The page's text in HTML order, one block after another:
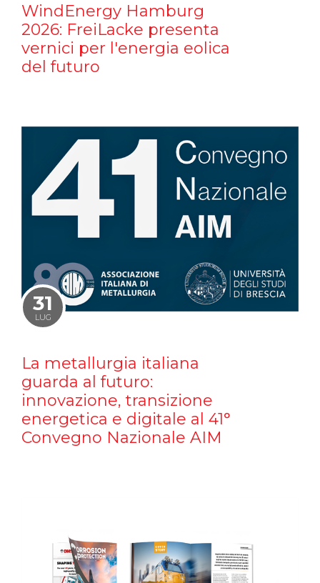
WindEnergy Hamburg
2026: FreiLacke presenta
vernici per l'energia eolica
del futuro
31
LUG
La metallurgia italiana
guarda al futuro:
innovazione, transizione
energetica e digitale al 41°
Convegno Nazionale AIM